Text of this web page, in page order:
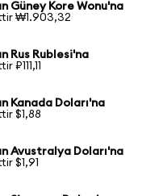
Güney Kore Wonu'na
₩1.903,32
Rus Rublesi'na
₽111,11
Kanada Doları'na
$1,88
Avustralya Doları'na
$1,91